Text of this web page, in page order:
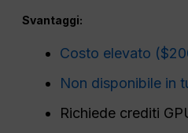
Svantaggi:
Costo elevato
Non disponibile in
Richiede crediti